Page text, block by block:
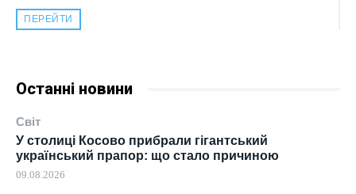
ПЕРЕЙТИ
Останні новини
Світ
У столиці Косово прибрали гігантський
український прапор: що стало причиною
09.08.2026